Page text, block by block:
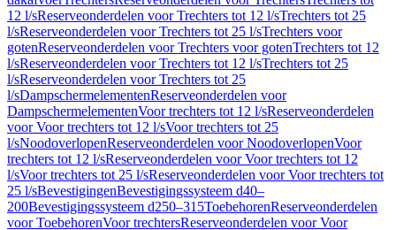
12 l/sReserveonderdelen voor Trechters tot 12 l/sTrechters tot 25
l/sReserveonderdelen voor Trechters tot 25 l/sTrechters voor
gotenReserveonderdelen voor Trechters voor gotenTrechters tot 12
l/sReserveonderdelen voor Trechters tot 12 l/sTrechters tot 25
l/sReserveonderdelen voor Trechters tot 25
l/sDampschermelementenReserveonderdelen voor
DampschermelementenVoor trechters tot 12 l/sReserveonderdelen
voor Voor trechters tot 12 l/sVoor trechters tot 25
l/sNoodoverlopenReserveonderdelen voor NoodoverlopenVoor
trechters tot 12 l/sReserveonderdelen voor Voor trechters tot 12
l/sVoor trechters tot 25 l/sReserveonderdelen voor Voor trechters tot
25 l/sBevestigingenBevestigingssysteem d40–
200Bevestigingssysteem d250–315ToebehorenReserveonderdelen
voor ToebehorenVoor trechtersReserveonderdelen voor Voor